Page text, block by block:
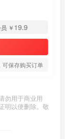
￥ 19.9
可保存购买订单
勿用于商业用
明以便删除。敬